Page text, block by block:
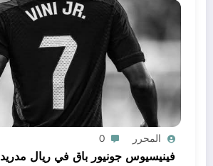
المحرر 0
فينيسيوس جونيور باق في ريال مدريد